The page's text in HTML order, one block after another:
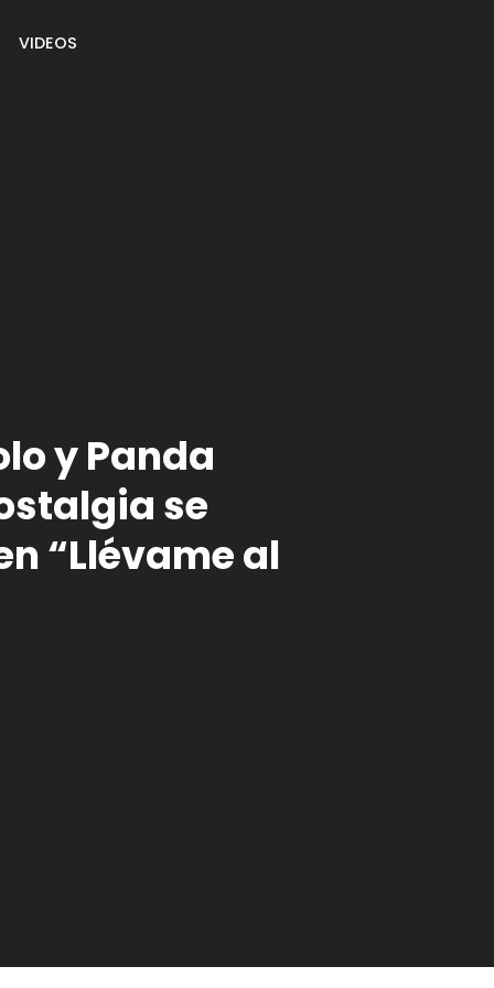
VIDEOS
y Panda
se
“Llévame al